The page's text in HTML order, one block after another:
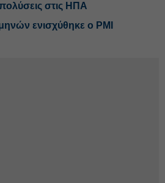
στις ΗΠΑ
ενισχύθηκε ο PMI